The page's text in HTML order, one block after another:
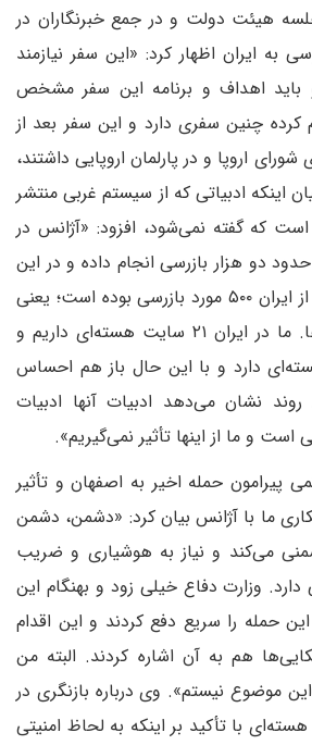
هیئت دولت و در جمع خبرنگاران در
به ایران اظهار کرد: «این سفر نیازمند
اهداف و برنامه این سفر مشخص
کرده چنین سفری دارد و این سفر بعد از
اروپا و در پارلمان اروپایی داشتند،
اینکه ادبیاتی که از سیستم غربی منتشر
که گفته نمی‌شود، افزود: «آژانس در
سال‌های ۲۰۲۰ تا ۲۰۲۲ حدود دو هزار بازرسی انجام داده و در این
سه سال میزان بازرسی از ایران ۵۰۰ مورد بازرسی بوده است؛ یعنی
یک‌چهارم تمام بازدیدها. ما در ایران ۲۱ سایت هسته‌ای داریم و
سایت هسته‌ای دارد و با این حال باز هم احساس
نشان می‌دهد ادبیات آنها ادبیات
و ما از اینها تأثیر نمی‌گیریم».
پیرامون حمله اخیر به اصفهان و تأثیر
ما با آژانس بیان کرد: «دشمن، دشمن
می‌کند و نیاز به هوشیاری و ضریب
وزارت دفاع خیلی زود و بهنگام این
حمله را سریع دفع کردند و این اقدام
هم به آن اشاره کردند. البته من
موضوع نیستم». وی درباره بازنگری در
با تأکید بر اینکه به لحاظ امنیتی